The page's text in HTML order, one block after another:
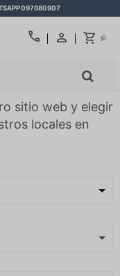
097080907
call $0
sitio web y elegir
locales en